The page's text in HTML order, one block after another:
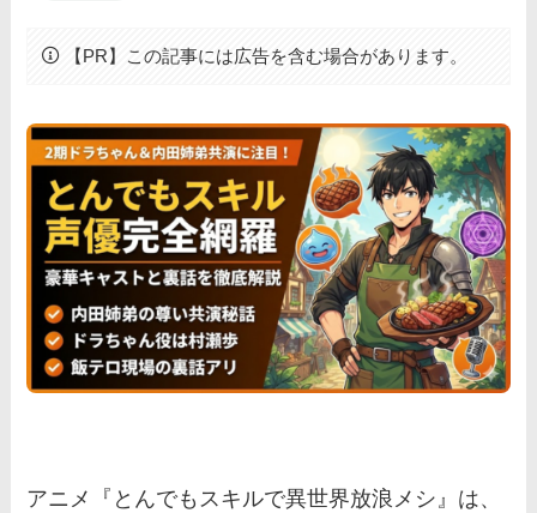
【PR】この記事には広告を含む場合があります。
アニメ『とんでもスキルで異世界放浪メシ』は、